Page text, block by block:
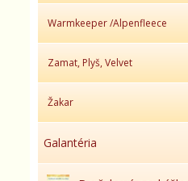
Warmkeeper /Alpenfleece
Zamat, Plyš, Velvet
Žakar
Galantéria